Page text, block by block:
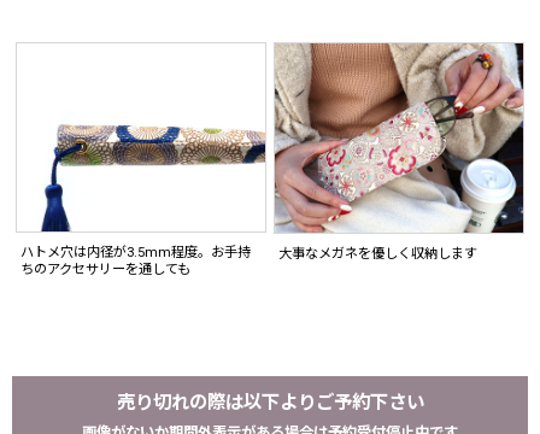
ハトメ穴は内径が3.5mm程度。お手持
ちのアクセサリーを通しても
大事なメガネを優しく収納します
売り切れの際は以下よりご予約下さい